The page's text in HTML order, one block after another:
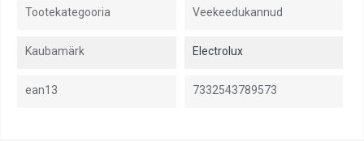
Tootekategooria Veekeedukannud
Kaubamärk Electrolux
ean13 7332543789573